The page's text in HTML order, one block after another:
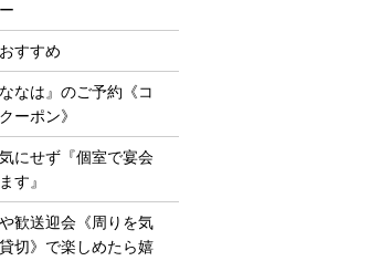
すすめ
なは』のご予約《コ
ーポン》
にせず『個室で宴会
す』
歓送迎会《周りを気
切》で楽しめたら嬉